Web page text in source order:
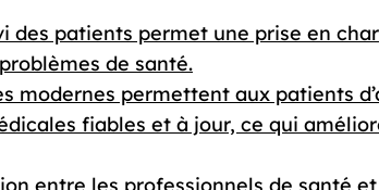
des patients permet une prise en
de santé.
modernes permettent aux patients
fiables et à jour, ce qui